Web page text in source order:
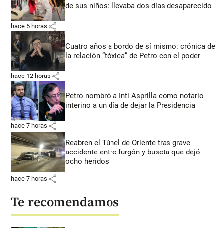
de sus niños: llevaba dos días desaparecido
hace 5 horas share
Cuatro años a bordo de sí mismo: crónica de
la relación “tóxica” de Petro con el poder
hace 12 horas share
Petro nombró a Inti Asprilla como notario
interino a un día de dejar la Presidencia
hace 7 horas share
Reabren el Túnel de Oriente tras grave
accidente entre furgón y buseta que dejó
ocho heridos
hace 7 horas share
Te recomendamos